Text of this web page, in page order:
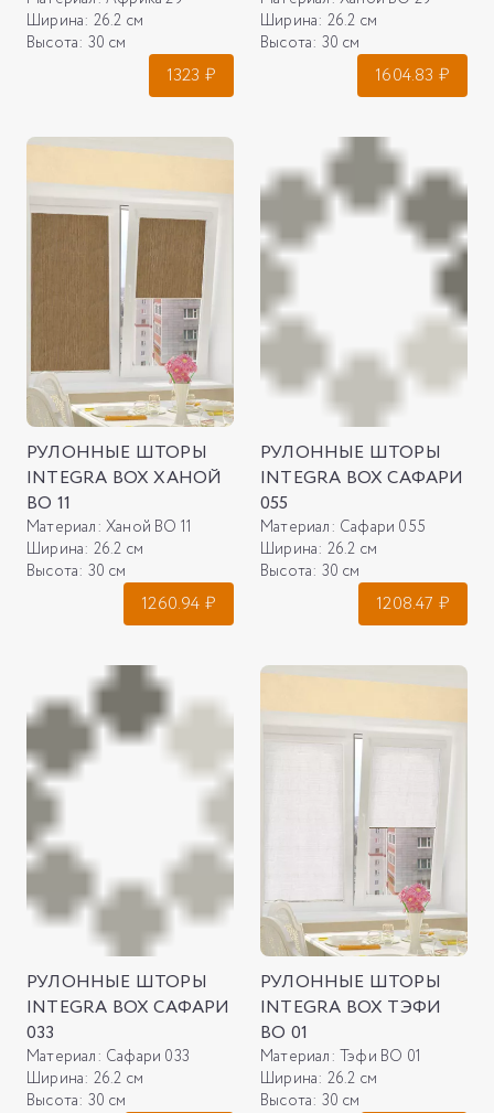
Ширина: 26.2 см
Высота: 30 см
1323 ₽
Ширина: 26.2 см
Высота: 30 см
1604.83 ₽
РУЛОННЫЕ ШТОРЫ
INTEGRA BOX ХАНОЙ
ВО 11
Материал: Ханой ВО 11
Ширина: 26.2 см
Высота: 30 см
1260.94 ₽
РУЛОННЫЕ ШТОРЫ
INTEGRA BOX САФАРИ
055
Материал: Сафари 055
Ширина: 26.2 см
Высота: 30 см
1208.47 ₽
РУЛОННЫЕ ШТОРЫ
INTEGRA BOX САФАРИ
033
Материал: Сафари 033
Ширина: 26.2 см
Высота: 30 см
РУЛОННЫЕ ШТОРЫ
INTEGRA BOX ТЭФИ
ВО 01
Материал: Тэфи ВО 01
Ширина: 26.2 см
Высота: 30 см